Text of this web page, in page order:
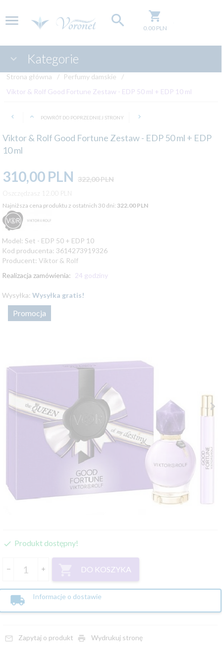
0.00 PLN
Kategorie
Strona główna
Perfumy damskie
Viktor & Rolf Good Fortune Zestaw - EDP 50 ml + EDP 10 ml
POWRÓT DO POPRZEDNIEJ STRONY
Viktor & Rolf Good Fortune Zestaw - EDP 50 ml + EDP
10 ml
310,00 PLN 322,00 PLN
Oszczędzasz 12.00 PLN
Najniższa cena produktu z ostatnich 30 dni: 322.00 PLN
Model: Set - EDP 50 + EDP 10
Kod producenta: 3614273919326
Producent: Viktor & Rolf
Realizacja zamówienia: 24 godziny
Wysyłka: Wysyłka gratis!
Promocja
Produkt dostępny!
DO KOSZYKA
Informacje o dostawie
Zapytaj o produkt Wydrukuj stronę